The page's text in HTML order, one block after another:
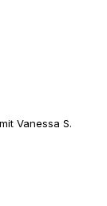
Vanessa S.